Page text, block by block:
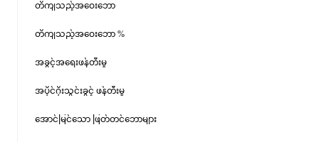
တိကျသည့်အဝေးဘော
တိကျသည့်အဝေးဘော %
အခွင့်အရေးဖန်တီးမှု
အပိုင်ဂိုးသွင်းခွင့် ဖန်တီးမှု
အောင်မြင်သော ဖြတ်တင်ဘောများ